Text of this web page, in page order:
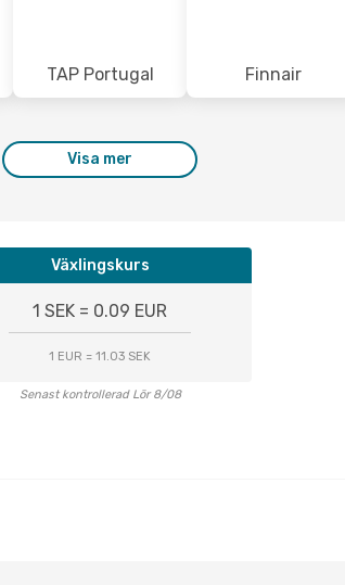
TAP Portugal Finnair
Visa mer
Växlingskurs
1 SEK = 0.09 EUR
1 EUR = 11.03 SEK
Senast kontrollerad Lör 8/08